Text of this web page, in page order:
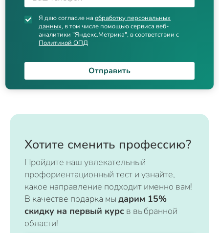
Я даю согласие наобработку персональных
данных, в том числе помощью сервиса веб-
аналитики "Яндекс.Метрика", в соответствии с
Политикой ОПД
Отправить
Хотите сменить профессию?
Пройдите наш увлекательный
профориентационный тест и узнайте,
какое направление подходит именно вам!
В качестве подарка мы дарим 15%
скидку на первый курс в выбранной
области!